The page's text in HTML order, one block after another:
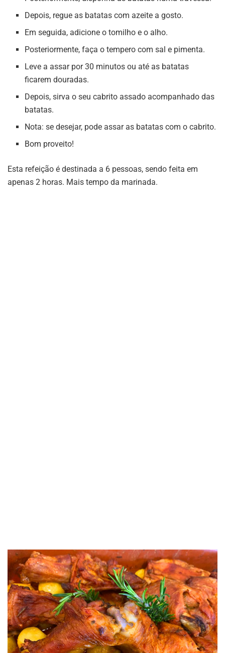
Depois, regue as batatas com azeite a gosto.
Em seguida, adicione o tomilho e o alho.
Posteriormente, faça o tempero com sal e pimenta.
Leve a assar por 30 minutos ou até as batatas
ficarem douradas.
Depois, sirva o seu cabrito assado acompanhado das
batatas.
Nota: se desejar, pode assar as batatas com o cabrito.
Bom proveito!
Esta refeição é destinada a 6 pessoas, sendo feita em
apenas 2 horas. Mais tempo da marinada.